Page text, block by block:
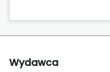
Wydawca